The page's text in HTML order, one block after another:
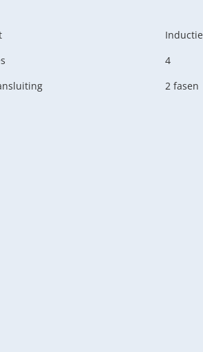
Inductie
4
2 fasen